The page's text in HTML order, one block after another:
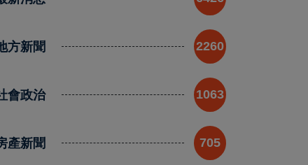
方新聞 2260
會政治 1063
產新聞 705